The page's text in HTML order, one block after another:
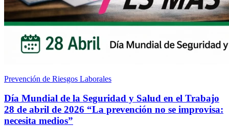
Prevención de Riesgos Laborales
Día Mundial de la Seguridad y Salud en el Trabajo
28 de abril de 2026 “La prevención no se improvisa:
necesita medios”